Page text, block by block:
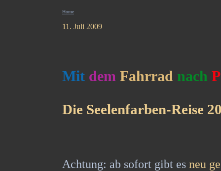
Home
11. Juli 2009
Mit dem Fahrrad nach
Die Seelenfarben-Reise
Achtung: ab sofort gibt es neu